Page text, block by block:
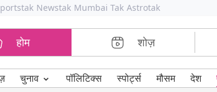
Newstak Mumbai Tak Astrotak
होम शोज़
चुनाव ⌄ पॉलिटिक्स स्पोर्ट्स मौसम देश